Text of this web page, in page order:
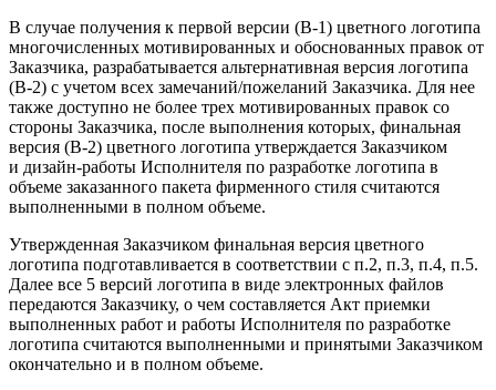
В случае получения к первой версии (В-1) цветного логотипа
многочисленных мотивированных и обоснованных правок от
Заказчика, разрабатывается альтернативная версия логотипа
(В-2) с учетом всех замечаний/пожеланий Заказчика. Для нее
также доступно не более трех мотивированных правок со
стороны Заказчика, после выполнения которых, финальная
версия (В-2) цветного логотипа утверждается Заказчиком
и дизайн-работы Исполнителя по разработке логотипа в
объеме заказанного пакета фирменного стиля считаются
выполненными в полном объеме.
Утвержденная Заказчиком финальная версия цветного
логотипа подготавливается в соответствии с п.2, п.3, п.4, п.5.
Далее все 5 версий логотипа в виде электронных файлов
передаются Заказчику, о чем составляется Акт приемки
выполненных работ и работы Исполнителя по разработке
логотипа считаются выполненными и принятыми Заказчиком
окончательно и в полном объеме.